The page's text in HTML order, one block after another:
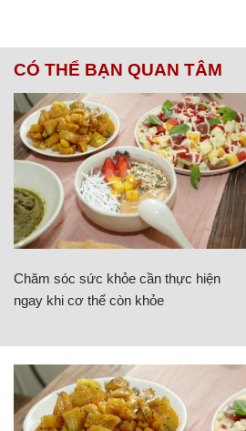
CÓ THỂ BẠN QUAN TÂM
Chăm sóc sức khỏe cần thực hiện
ngay khi cơ thể còn khỏe